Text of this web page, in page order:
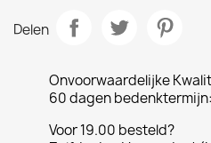
Delen
Onvoorwaardelijke
60 dagen
Voor 19.00 besteld?